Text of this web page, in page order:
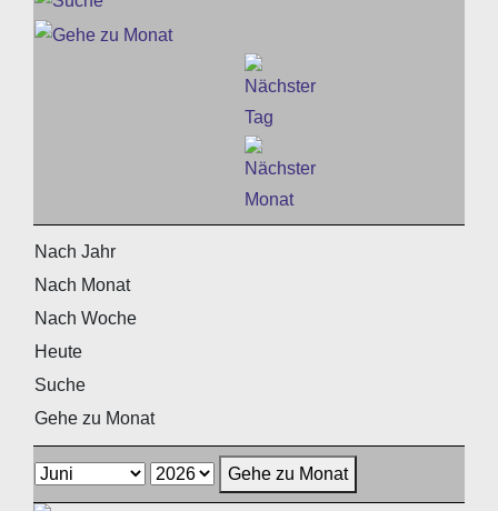
Nach Jahr
Nach Monat
Nach Woche
Heute
Suche
Gehe zu Monat
Gehe zu Monat